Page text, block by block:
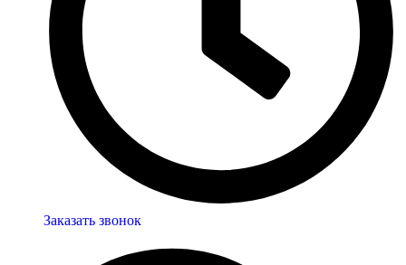
Заказать звонок